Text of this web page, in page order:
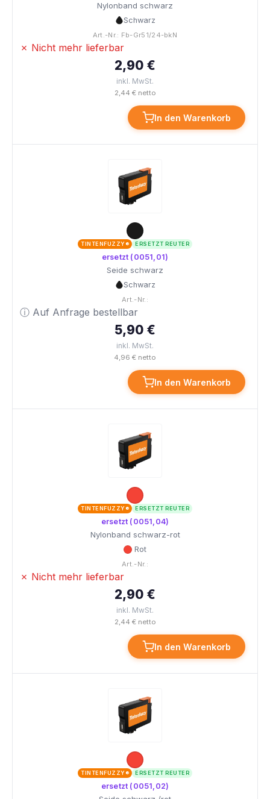
Nylonband schwarz
Schwarz
Art.-Nr.: Fb-Gr51/24-bkN
✗ Nicht mehr lieferbar
2,90 €
inkl. MwSt.
2,44 € netto
In den Warenkorb
TINTENFUZZY® ERSETZT REUTER
ersetzt (0051,01)
Seide schwarz
Schwarz
Art.-Nr.:
ⓘ Auf Anfrage bestellbar
5,90 €
inkl. MwSt.
4,96 € netto
In den Warenkorb
TINTENFUZZY® ERSETZT REUTER
ersetzt (0051,04)
Nylonband schwarz-rot
Rot
Art.-Nr.:
✗ Nicht mehr lieferbar
2,90 €
inkl. MwSt.
2,44 € netto
In den Warenkorb
TINTENFUZZY® ERSETZT REUTER
ersetzt (0051,02)